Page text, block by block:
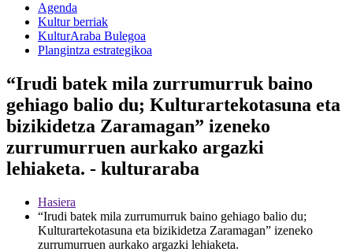
Agenda
Kultur berriak
KulturAraba Bulegoa
Plangintza estrategikoa
“Irudi batek mila zurrumurruk baino
gehiago balio du; Kulturartekotasuna eta
bizikidetza Zaramagan” izeneko
zurrumurruen aurkako argazki
lehiaketa. - kulturaraba
Hasiera
“Irudi batek mila zurrumurruk baino gehiago balio du;
Kulturartekotasuna eta bizikidetza Zaramagan” izeneko
zurrumurruen aurkako argazki lehiaketa.